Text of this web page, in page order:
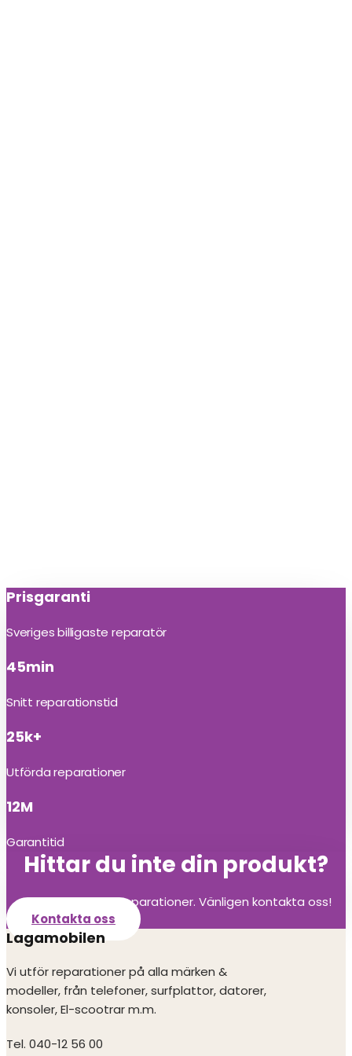
Prisgaranti
Sveriges billigaste reparatör
45min
Snitt reparationstid
25k+
Utförda reparationer
12M
Garantitid
Hittar du inte din produkt?
Vi utför alla olika reparationer. Vänligen kontakta oss!
Kontakta oss
Lagamobilen
Vi utför reparationer på alla märken &
modeller, från telefoner, surfplattor, datorer,
konsoler, El-scootrar m.m.
Tel. 040-12 56 00